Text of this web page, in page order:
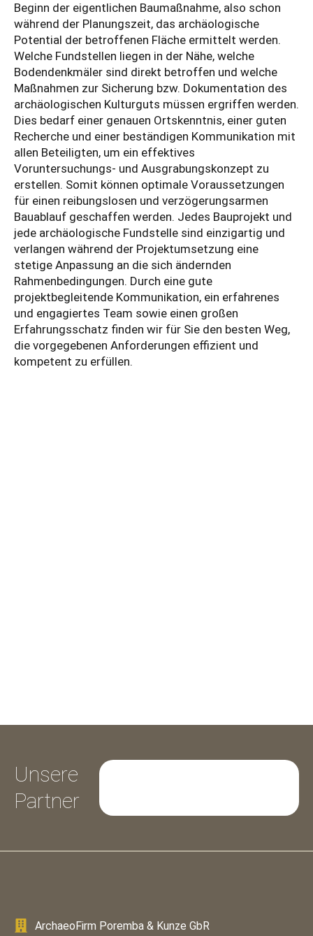
Beginn der eigentlichen Baumaßnahme, also schon
während der Planungszeit, das archäologische
Potential der betroffenen Fläche ermittelt werden.
Welche Fundstellen liegen in der Nähe, welche
Bodendenkmäler sind direkt betroffen und welche
Maßnahmen zur Sicherung bzw. Dokumentation des
archäologischen Kulturguts müssen ergriffen werden.
Dies bedarf einer genauen Ortskenntnis, einer guten
Recherche und einer beständigen Kommunikation mit
allen Beteiligten, um ein effektives
Voruntersuchungs- und Ausgrabungskonzept zu
erstellen. Somit können optimale Voraussetzungen
für einen reibungslosen und verzögerungsarmen
Bauablauf geschaffen werden. Jedes Bauprojekt und
jede archäologische Fundstelle sind einzigartig und
verlangen während der Projektumsetzung eine
stetige Anpassung an die sich ändernden
Rahmenbedingungen. Durch eine gute
projektbegleitende Kommunikation, ein erfahrenes
und engagiertes Team sowie einen großen
Erfahrungsschatz finden wir für Sie den besten Weg,
die vorgegebenen Anforderungen effizient und
kompetent zu erfüllen.
Unsere
Partner
ArchaeoFirm Poremba & Kunze GbR